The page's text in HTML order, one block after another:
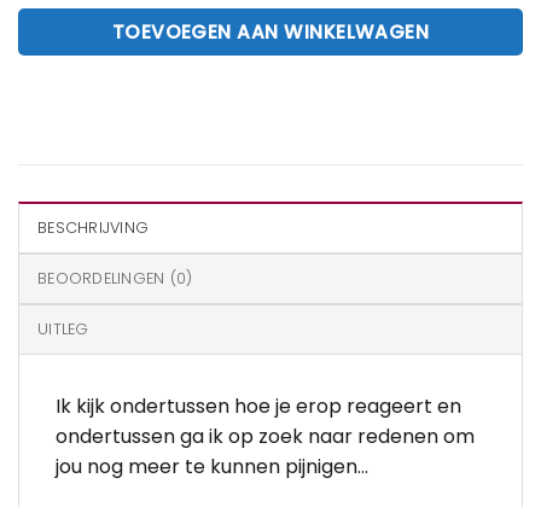
TOEVOEGEN AAN WINKELWAGEN
BESCHRIJVING
BEOORDELINGEN (0)
UITLEG
Ik kijk ondertussen hoe je erop reageert en
ondertussen ga ik op zoek naar redenen om
jou nog meer te kunnen pijnigen…